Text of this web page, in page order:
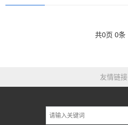
共0页 0条
友情链接